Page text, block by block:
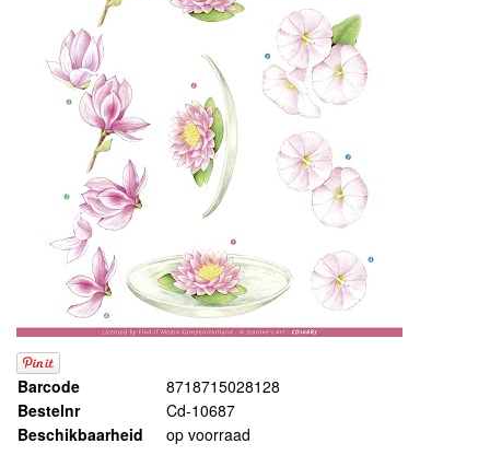
Barcode
8718715028128
Bestelnr
Cd-10687
Beschikbaarheid
op voorraad